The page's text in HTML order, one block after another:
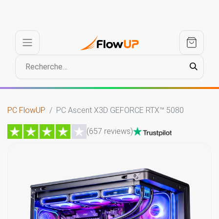
PC FlowUP PC Ascent X3D GEFORCE RTX™ 5080
(657 reviews)